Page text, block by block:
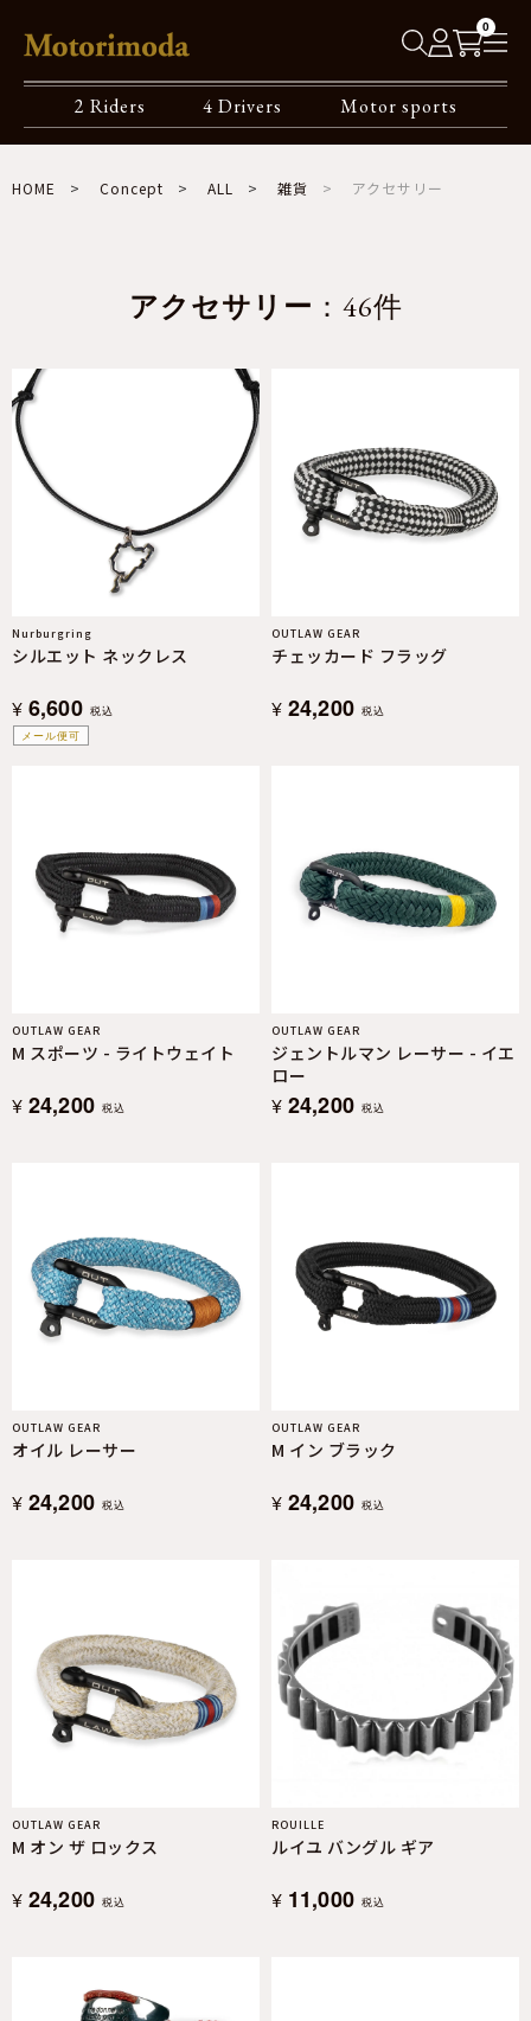
0
2 Riders 4 Drivers Motor sports
HOME Concept ALL 雑貨 アクセサリー
アクセサリー ：46件
メール便可
Nurburgring
シルエット ネックレス
¥ 6,600 税込
OUTLAW GEAR
チェッカード フラッグ
¥ 24,200 税込
OUTLAW GEAR
M スポーツ - ライトウェイト
¥ 24,200 税込
OUTLAW GEAR
ジェントルマン レーサー - イエ
ロー
¥ 24,200 税込
OUTLAW GEAR
オイル レーサー
¥ 24,200 税込
OUTLAW GEAR
M イン ブラック
¥ 24,200 税込
OUTLAW GEAR
M オン ザ ロックス
¥ 24,200 税込
ROUILLE
ルイユ バングル ギア
¥ 11,000 税込